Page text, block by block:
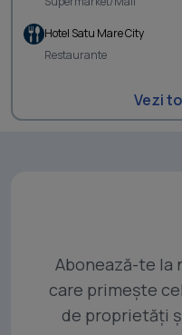
Hotel Satu Mare City
Restaurante
Vezi
Abonează-te la
care primește
de proprietăți